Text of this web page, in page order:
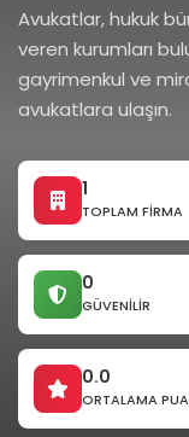
Avukatlar, hukuk
veren kurumları
gayrimenkul ve
avukatlara ulaşın.
1
TOPLAM FIRMA
0
GÜVENILIR
0.0
ORTALAMA